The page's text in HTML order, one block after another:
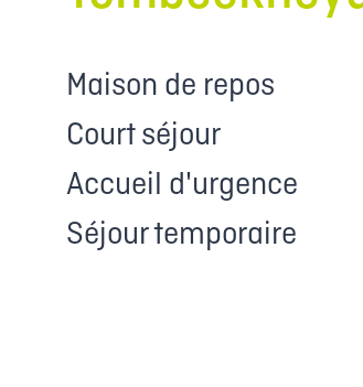
Maison de repos
Court séjour
Accueil d'urgence
Séjour temporaire